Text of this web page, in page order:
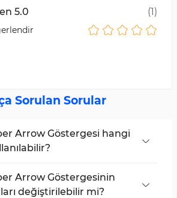
5.0 (1)
Sorulan Sorular
Arrow Göstergesi hangi
üzere tüm trend piyasalar
Arrow Göstergesinin
değiştirilebilir mi?